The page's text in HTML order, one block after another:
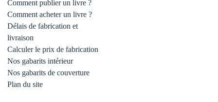
Comment publier un livre ?
Comment acheter un livre ?
Délais de fabrication et
livraison
Calculer le prix de fabrication
Nos gabarits intérieur
Nos gabarits de couverture
Plan du site